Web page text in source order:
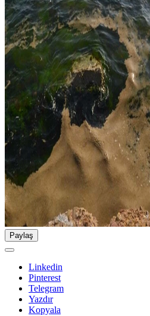
Paylaş
Linkedin
Pinterest
Telegram
Yazdır
Kopyala